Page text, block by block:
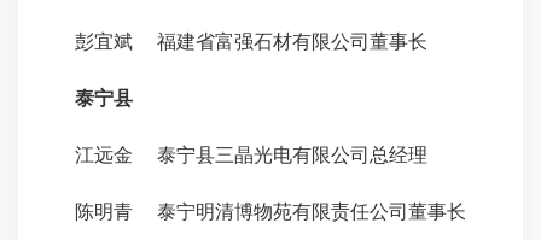
彭宜斌 福建省富强石材有限公司董事长
泰宁县
江远金 泰宁县三晶光电有限公司总经理
陈明青 泰宁明清博物苑有限责任公司董事长